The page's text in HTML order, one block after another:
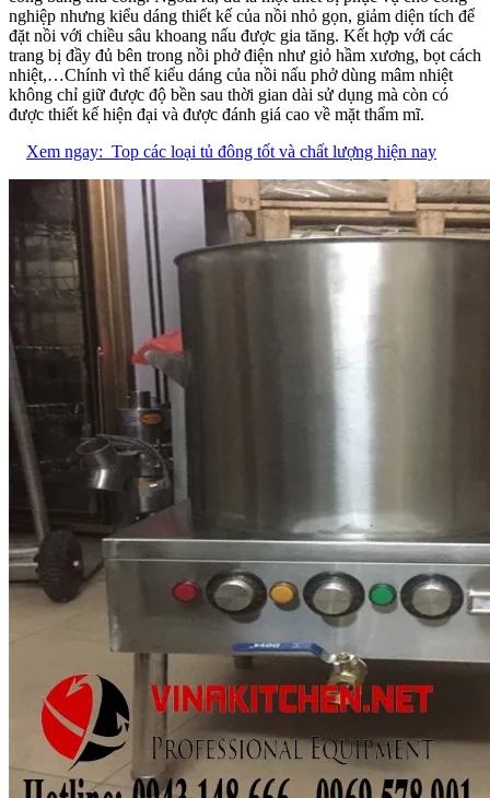
nghiệp nhưng kiểu dáng thiết kế của nồi nhỏ gọn, giảm diện tích để
đặt nồi với chiều sâu khoang nấu được gia tăng. Kết hợp với các
trang bị đầy đủ bên trong nồi phở điện như giỏ hầm xương, bọt cách
nhiệt,…Chính vì thế kiểu dáng của nồi nấu phở dùng mâm nhiệt
không chỉ giữ được độ bền sau thời gian dài sử dụng mà còn có
được thiết kế hiện đại và được đánh giá cao về mặt thẩm mĩ.
Xem ngay: Top các loại tủ đông tốt và chất lượng hiện nay